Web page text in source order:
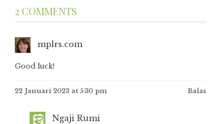
2 COMMENTS
mplrs.com
Good luck!
22 Januari 2023 at 5:30 pm Balas
Ngaji Rumi